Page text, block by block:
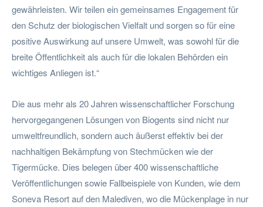
gewährleisten. Wir teilen ein gemeinsames Engagement für
den Schutz der biologischen Vielfalt und sorgen so für eine
positive Auswirkung auf unsere Umwelt, was sowohl für die
breite Öffentlichkeit als auch für die lokalen Behörden ein
wichtiges Anliegen ist.“
Die aus mehr als 20 Jahren wissenschaftlicher Forschung
hervorgegangenen Lösungen von Biogents sind nicht nur
umweltfreundlich, sondern auch äußerst effektiv bei der
nachhaltigen Bekämpfung von Stechmücken wie der
Tigermücke. Dies belegen über 400 wissenschaftliche
Veröffentlichungen sowie Fallbeispiele von Kunden, wie dem
Soneva Resort auf den Malediven, wo die Mückenplage in nur